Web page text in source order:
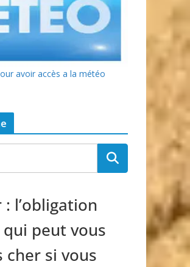
avoir accès a la météo
l’obligation
peut vous
si vous